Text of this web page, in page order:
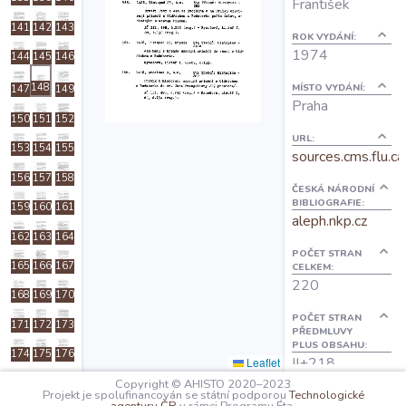
O projektu
Autoři
Nápověda
141 142 143
144 145 146
147 148 149
150 151 152
153 154 155
156 157 158
159 160 161
162 163 164
165 166 167
168 169 170
171 172 173
174 175 176 Leaflet
František
ROK VYDÁNÍ:
1974
MÍSTO VYDÁNÍ:
Praha
URL:
ČESKÁ NÁRODNÍ
BIBLIOGRAFIE:
aleph.nkp.cz
POČET STRAN
CELKEM:
220
POČET STRAN
PŘEDMLUVY
PLUS OBSAHU:
II+218
OBSAH:
Copyright © AHISTO 2020–2023
Projekt je spolufinancován se státní podporouTechnologické